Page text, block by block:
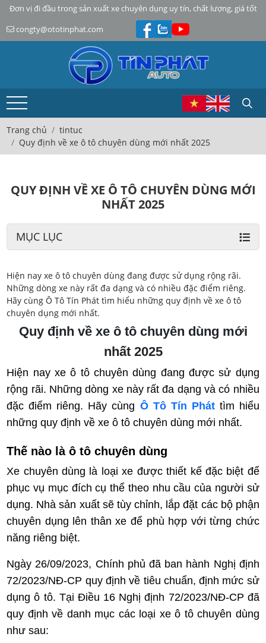
Đơn vị đi đầu trong sản xuất xe chuyên dụng uy tín, chất lượng, giá tốt
congty@ototinphat.com
Trang chủ
tintuc
Quy định về xe ô tô chuyên dùng mới nhất 2025
QUY ĐỊNH VỀ XE Ô TÔ CHUYÊN DÙNG MỚI
NHẤT 2025
MỤC LỤC
Hiện nay xe ô tô chuyên dùng đang được sử dụng rộng rãi.
Những dòng xe này rất đa dạng và có nhiều đặc điểm riêng.
Hãy cùng Ô Tô Tín Phát tìm hiểu những quy định về xe ô tô
chuyên dụng mới nhất.
Quy định về xe ô tô chuyên dùng mới
nhất 2025
Hiện nay xe ô tô chuyên dùng đang được sử dụng
rộng rãi. Những dòng xe này rất đa dạng và có nhiều
đặc điểm riêng. Hãy cùng Ô Tô Tín Phát tìm hiểu
những quy định về xe ô tô chuyên dùng mới nhất.
Thế nào là ô tô chuyên dùng
Xe chuyên dùng là loại xe được thiết kế đặc biệt để
phục vụ mục đích cụ thể theo nhu cầu của người sử
dụng. Nhà sản xuất sẽ tùy chỉnh, lắp đặt các bộ phận
chuyên dụng lên thân xe để phù hợp với từng chức
năng riêng biệt.
Ngày 26/09/2023, Chính phủ đã ban hành Nghị định
72/2023/NĐ-CP quy định về tiêu chuẩn, định mức sử
dụng ô tô. Tại Điều 16 Nghị định 72/2023/NĐ-CP đã
quy định về danh mục các loại xe ô tô chuyên dùng
như sau: